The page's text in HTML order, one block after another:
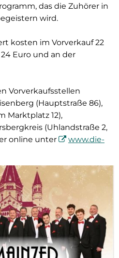
das die Zuhörer in
wird.
kosten im Vorverkauf 22
Euro und an der
Vorverkaufsstellen
(Hauptstraße 86),
Marktplatz 12),
(Uhlandstraße 2,
online unter
www.die-